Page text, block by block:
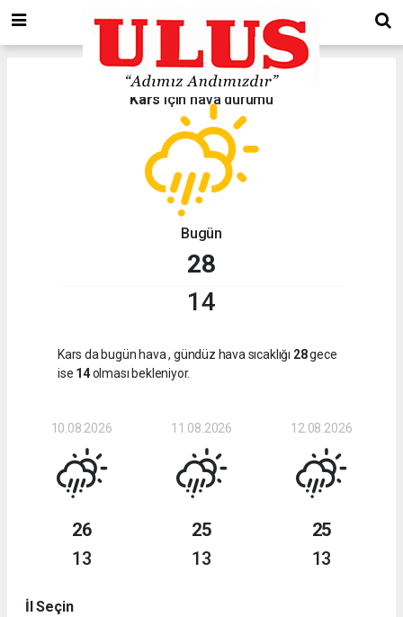
Kars için hava durumu
Bugün
28
14
Kars da bugün hava, gündüz hava sıcaklığı 28gece
ise 14olması bekleniyor.
10.08.2026
26
13
11.08.2026
25
13
12.08.2026
25
13
İl Seçin